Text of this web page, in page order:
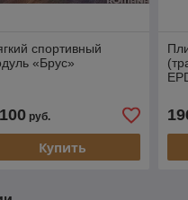
спортивный
«Брус»
руб.
Купить